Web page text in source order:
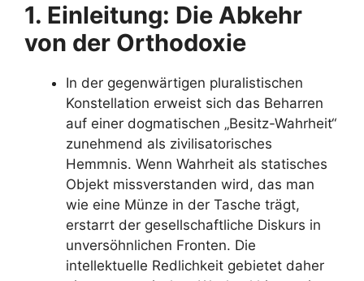
1. Einleitung: Die Abkehr
von der Orthodoxie
In der gegenwärtigen pluralistischen
Konstellation erweist sich das Beharren
auf einer dogmatischen „Besitz-Wahrheit“
zunehmend als zivilisatorisches
Hemmnis. Wenn Wahrheit als statisches
Objekt missverstanden wird, das man
wie eine Münze in der Tasche trägt,
erstarrt der gesellschaftliche Diskurs in
unversöhnlichen Fronten. Die
intellektuelle Redlichkeit gebietet daher